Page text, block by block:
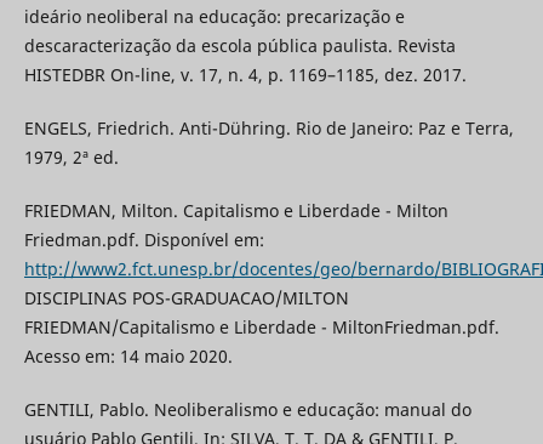
ideário neoliberal na educação: precarização e
descaracterização da escola pública paulista. Revista
HISTEDBR On-line, v. 17, n. 4, p. 1169–1185, dez. 2017.
ENGELS, Friedrich. Anti-Dühring. Rio de Janeiro: Paz e Terra,
1979, 2ª ed.
FRIEDMAN, Milton. Capitalismo e Liberdade - Milton
Friedman.pdf. Disponível em:
http://www2.fct.unesp.br/docentes/geo/bernardo/
DISCIPLINAS POS-GRADUACAO/MILTON
FRIEDMAN/Capitalismo e Liberdade - MiltonFriedman.pdf.
Acesso em: 14 maio 2020.
GENTILI, Pablo. Neoliberalismo e educação: manual do
usuário Pablo Gentili. In: SILVA, T. T. DA & GENTILI, P.